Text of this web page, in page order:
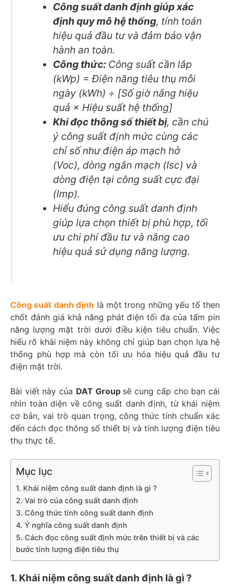
Công suất danh định giúp xác
định quy mô hệ thống, tính toán
hiệu quả đầu tư và đảm bảo vận
hành an toàn.
Công thức: Công suất cần lắp
(kWp) = Điện năng tiêu thụ mỗi
ngày (kWh) ÷ [Số giờ nắng hiệu
quả × Hiệu suất hệ thống]
Khi đọc thông số thiết bị, cần chú
ý công suất định mức cùng các
chỉ số như điện áp mạch hở
(Voc), dòng ngắn mạch (Isc) và
dòng điện tại công suất cực đại
(Imp).
Hiểu đúng công suất danh định
giúp lựa chọn thiết bị phù hợp, tối
ưu chi phí đầu tư và nâng cao
hiệu quả sử dụng năng lượng.
Công suất danh định là một trong những yếu tố then
chốt đánh giá khả năng phát điện tối đa của tấm pin
năng lượng mặt trời dưới điều kiện tiêu chuẩn. Việc
hiểu rõ khái niệm này không chỉ giúp bạn chọn lựa hệ
thống phù hợp mà còn tối ưu hóa hiệu quả đầu tư
điện mặt trời.
Bài viết này của DAT Group sẽ cung cấp cho bạn cái
nhìn toàn diện về công suất danh định, từ khái niệm
cơ bản, vai trò quan trọng, công thức tính chuẩn xác
đến cách đọc thông số thiết bị và tính lượng điện tiêu
thụ thực tế.
Mục lục
1. Khái niệm công suất danh định là gì ?
2. Vai trò của công suất danh định
3. Công thức tính công suất danh định
4. Ý nghĩa công suất danh định
5. Cách đọc công suất định mức trên thiết bị và các
bước tính lượng điện tiêu thụ
1. Khái niệm công suất danh định là gì ?